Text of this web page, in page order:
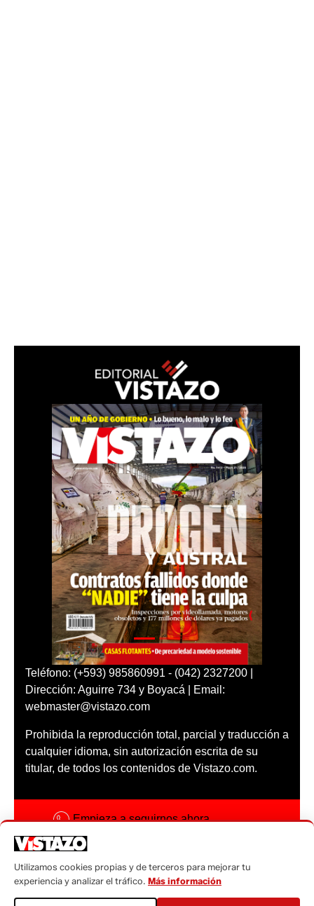
Teléfono: (+593) 985860991 - (042) 2327200 |
Dirección: Aguirre 734 y Boyacá | Email:
webmaster@vistazo.com
Prohibida la reproducción total, parcial y traducción a
cualquier idioma, sin autorización escrita de su
titular, de todos los contenidos de Vistazo.com.
Empieza a seguirnos ahora
Código ética
Sugerencias a:
Utilizamos cookies propias y de terceros para mejorar tu
experiencia y analizar el tráfico. Más información